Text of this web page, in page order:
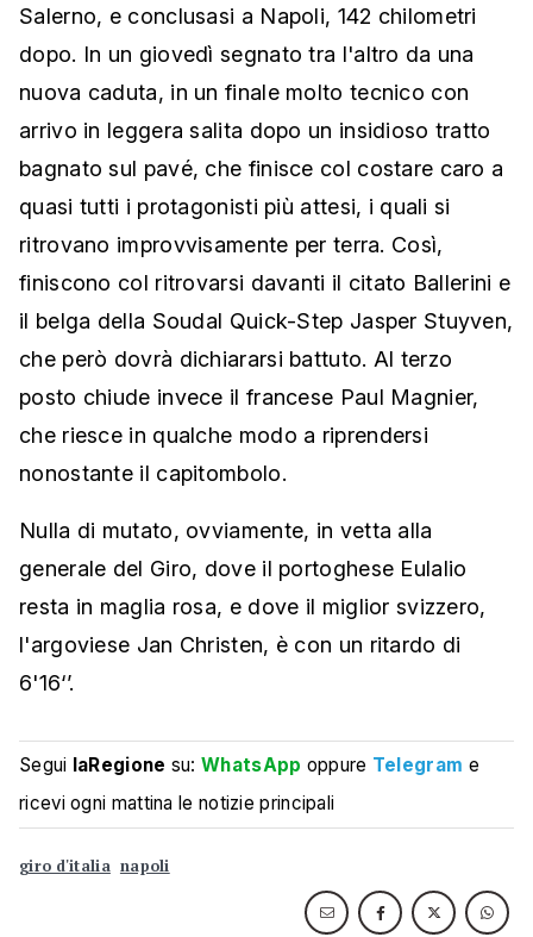
Salerno, e conclusasi a Napoli, 142 chilometri
dopo. In un giovedì segnato tra l'altro da una
nuova caduta, in un finale molto tecnico con
arrivo in leggera salita dopo un insidioso tratto
bagnato sul pavé, che finisce col costare caro a
quasi tutti i protagonisti più attesi, i qualisi
ritrovano improvvisamente per terra. Così,
finiscono col ritrovarsi davanti il citato Ballerini e
il belga della Soudal Quick-Step Jasper Stuyven,
che però dovrà dichiararsi battuto. Al terzo
posto chiude invece il francese Paul Magnier,
che riesce in qualche modo a riprendersi
nonostante il capitombolo.
Nulla di mutato, ovviamente, in vetta alla
generale del Giro, dove il portoghese Eulalio
resta in maglia rosa, e dove il miglior svizzero,
l'argoviese Jan Christen, è con un ritardo di
6'16‘’.
Segui laRegione su:WhatsApp oppure Telegram e
ricevi ogni mattina le notizie principali
giro d'italia napoli